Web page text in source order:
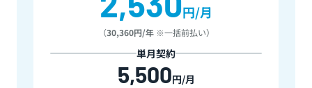
円/月
（30,360円/年※一括前払い）
単月契約
5,500円/月